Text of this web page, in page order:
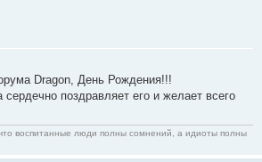
Dragon, День Рождения!!!
поздравляет его и желает всего
воспитанные люди полны сомнений, а идиоты полны